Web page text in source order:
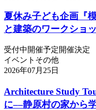
夏休み子ども企画『
と建築のワークショッ
受付中 開催予定開催決定
イベント その他
2026年07月25日
Architecture Study
に––静原村の家から